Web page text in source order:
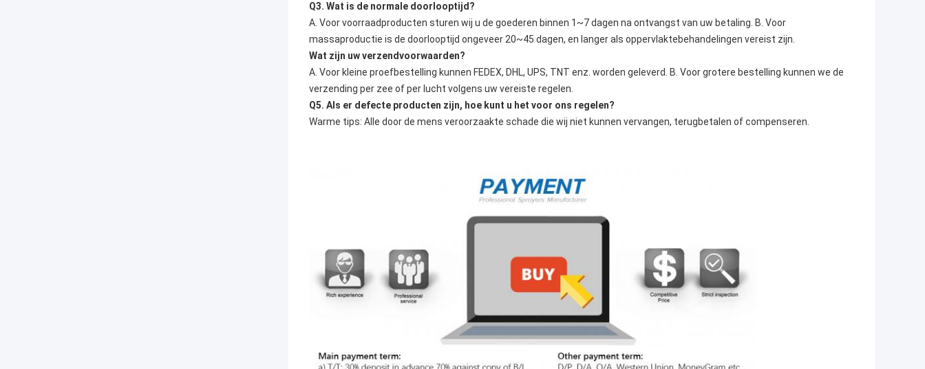
Q3. Wat is de normale doorlooptijd?
A. Voor voorraadproducten sturen wij u de goederen binnen 1~7 dagen na ontvangst van uw betaling. B. Voor
massaproductie is de doorlooptijd ongeveer 20~45 dagen, en langer als oppervlaktebehandelingen vereist zijn.
Wat zijn uw verzendvoorwaarden?
A. Voor kleine proefbestelling kunnen FEDEX, DHL, UPS, TNT enz. worden geleverd. B. Voor grotere bestelling kunnen we de
verzending per zee of per lucht volgens uw vereiste regelen.
Q5. Als er defecte producten zijn, hoe kunt u het voor ons regelen?
Warme tips: Alle door de mens veroorzaakte schade die wij niet kunnen vervangen, terugbetalen of compenseren.